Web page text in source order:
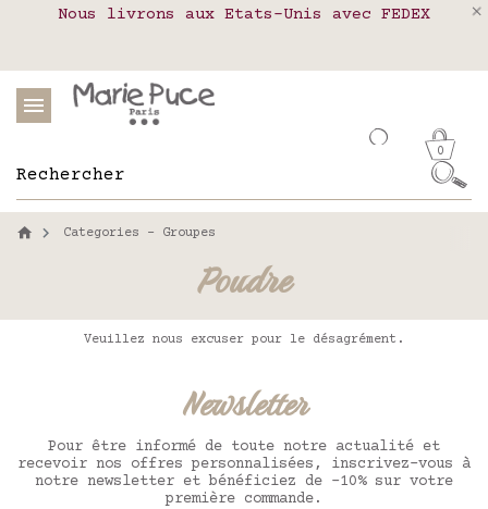
Notre site part en vacances !
Nous livrons aux Etats-Unis avec FEDEX
Livraison en relais colis en France,
0
Categories - Groupes
Poudre
Veuillez nous excuser pour le désagrément.
Newsletter
Pour être informé de toute notre actualité et
recevoir nos offres personnalisées, inscrivez-vous à
notre newsletter et bénéficiez de -10% sur votre
première commande.